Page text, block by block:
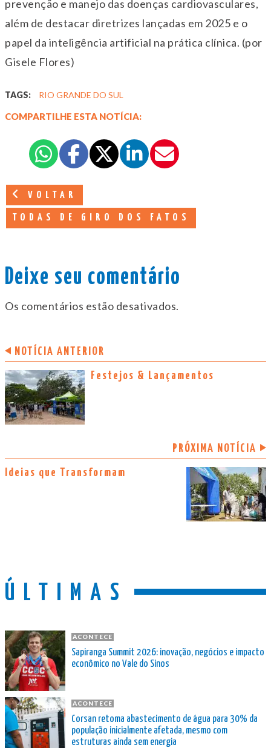
prevenção e manejo das doenças cardiovasculares,
além de destacar diretrizes lançadas em 2025 e o
papel da inteligência artificial na prática clínica. (por
Gisele Flores)
TAGS: RIO GRANDE DO SUL
COMPARTILHE ESTA NOTÍCIA:
VOLTAR
TODAS DE GIRO DOS FATOS
Deixe seu comentário
Os comentários estão desativados.
NOTÍCIA ANTERIOR
Festejos & Lançamentos
PRÓXIMA NOTÍCIA
Ideias que Transformam
ÚLTIMAS
ACONTECE
Sapiranga Summit 2026: inovação, negócios e impacto
econômico no Vale do Sinos
ACONTECE
Corsan retoma abastecimento de água para 30% da
população inicialmente afetada, mesmo com
estruturas ainda sem energia